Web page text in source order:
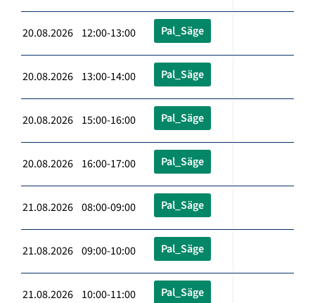
20.08.2026 12:00-13:00 Pal_Säge
20.08.2026 13:00-14:00 Pal_Säge
20.08.2026 15:00-16:00 Pal_Säge
20.08.2026 16:00-17:00 Pal_Säge
21.08.2026 08:00-09:00 Pal_Säge
21.08.2026 09:00-10:00 Pal_Säge
21.08.2026 10:00-11:00 Pal_Säge